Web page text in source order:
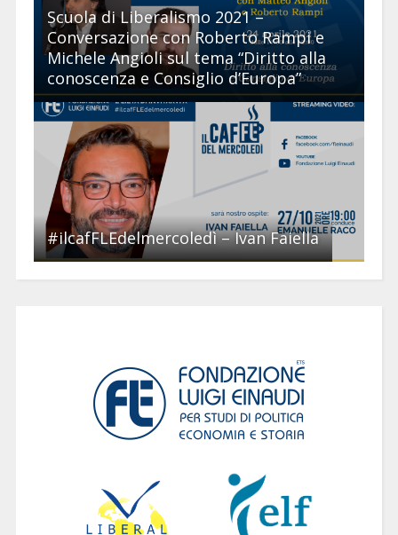
Scuola di Liberalismo 2021 –
Conversazione con Roberto Rampi e
Michele Angioli sul tema “Diritto alla
conoscenza e Consiglio d’Europa”
#ilcafFLEdelmercoledì – Ivan Faiella